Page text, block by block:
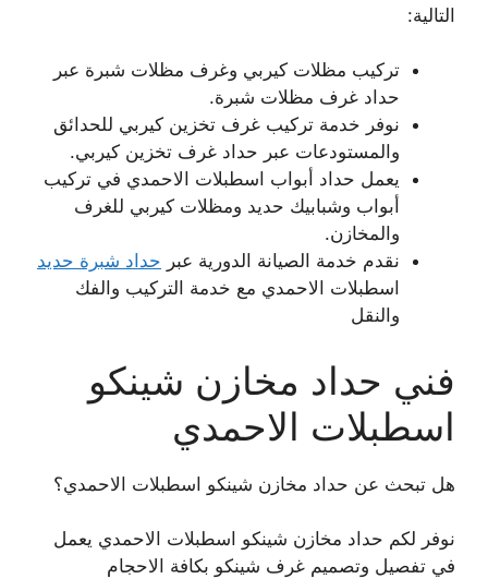
التالية:
تركيب مظلات كيربي وغرف مظلات شبرة عبر
حداد غرف مظلات شبرة.
نوفر خدمة تركيب غرف تخزين كيربي للحدائق
والمستودعات عبر حداد غرف تخزين كيربي.
يعمل حداد أبواب اسطبلات الاحمدي في تركيب
أبواب وشبابيك حديد ومظلات كيربي للغرف
والمخازن.
نقدم خدمة الصيانة الدورية عبر حداد شبرة حديد
اسطبلات الاحمدي مع خدمة التركيب والفك
والنقل
فني حداد مخازن شينكو
اسطبلات الاحمدي
هل تبحث عن حداد مخازن شينكو اسطبلات الاحمدي؟
نوفر لكم حداد مخازن شينكو اسطبلات الاحمدي يعمل
في تفصيل وتصميم غرف شينكو بكافة الاحجام